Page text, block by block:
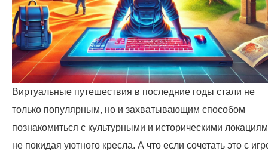
Виртуальные путешествия в последние годы стали не
только популярным, но и захватывающим способом
познакомиться с культурными и историческими
не покидая уютного кресла. А что если сочетать это с